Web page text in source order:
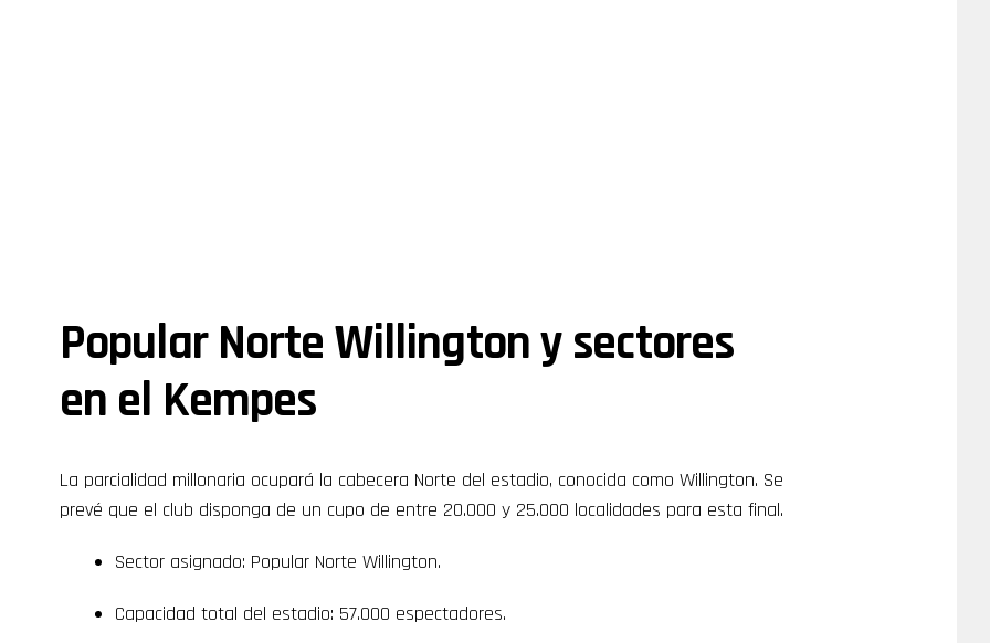
Popular Norte Willington y sectores
en el Kempes
La parcialidad millonaria ocupará la cabecera Norte del estadio, conocida como Willington. Se
prevé que el club disponga de un cupo de entre 20.000 y 25.000 localidades para esta final.
Sector asignado: Popular Norte Willington.
Capacidad total del estadio: 57.000 espectadores.